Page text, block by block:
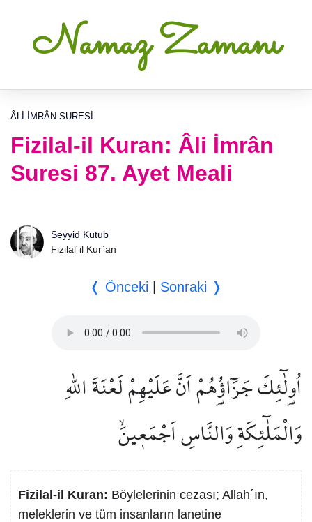
Namaz Zamanı
ÂLI İMRÂN SURESI
Fizilal-il Kuran: Âli İmrân
Suresi 87. Ayet Meali
Seyyid Kutub
Fizilal´il Kur`an
❬ Önceki Sonraki ❭
اُو۬لٰٓئِكَ جَزَٓاؤُ۬هُمْ اَنَّ عَلَيْهِمْ لَعْنَةَ اللّٰهِ
وَالْمَلٰٓئِكَةِ وَالنَّاسِ اَجْمَع۪ينَۙ
Fizilal-il Kuran: Böylelerinin cezası; Allah´ın,
meleklerin ve tüm insanların lanetine